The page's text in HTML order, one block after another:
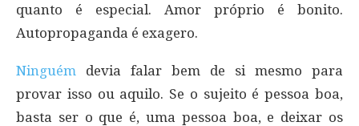
quanto é especial. Amor próprio é bonito.
Autopropaganda é exagero.
Ninguém devia falar bem de si mesmo para
provar isso ou aquilo. Se o sujeito é pessoa boa,
basta ser o que é, uma pessoa boa, e deixar os